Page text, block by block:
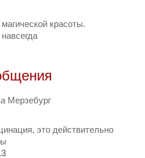
красоты.
Мерзебург
это действительно